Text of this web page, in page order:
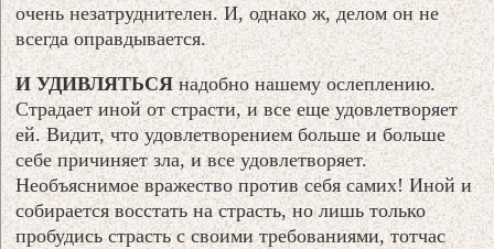
очень незатруднителен. И, однако ж, делом он не
всегда оправдывается.
И УДИВЛЯТЬСЯнадобно нашему ослеплению.
Страдает иной от страсти, и все еще удовлетворяет
ей. Видит, что удовлетворением больше и больше
себе причиняет зла, и все удовлетворяет.
Необъяснимое вражество против себя самих! Иной и
собирается восстать на страсть, но лишь только
пробудись страсть с своими требованиями, тотчас